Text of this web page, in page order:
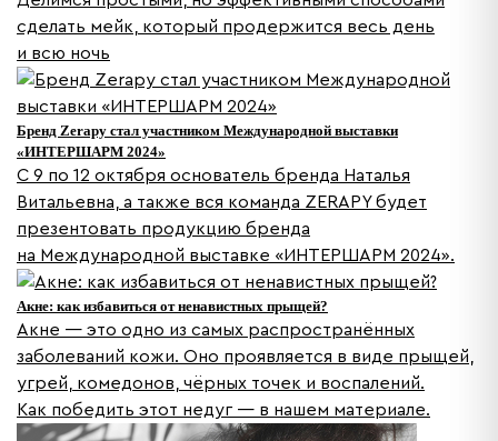
сделать мейк, который продержится весь день
и всю ночь
Бренд Zerapy стал участником Международной выставки
«ИНТЕРШАРМ 2024»‎
С 9 по 12 октября основатель бренда Наталья
Витальевна, а также вся команда ZERAPY будет
презентовать продукцию бренда
на Международной выставке «ИНТЕРШАРМ 2024»‎.
Акне: как избавиться от ненавистных прыщей?
Акне — это одно из самых распространённых
заболеваний кожи. Оно проявляется в виде прыщей,
угрей, комедонов, чёрных точек и воспалений.
Как победить этот недуг — в нашем материале.